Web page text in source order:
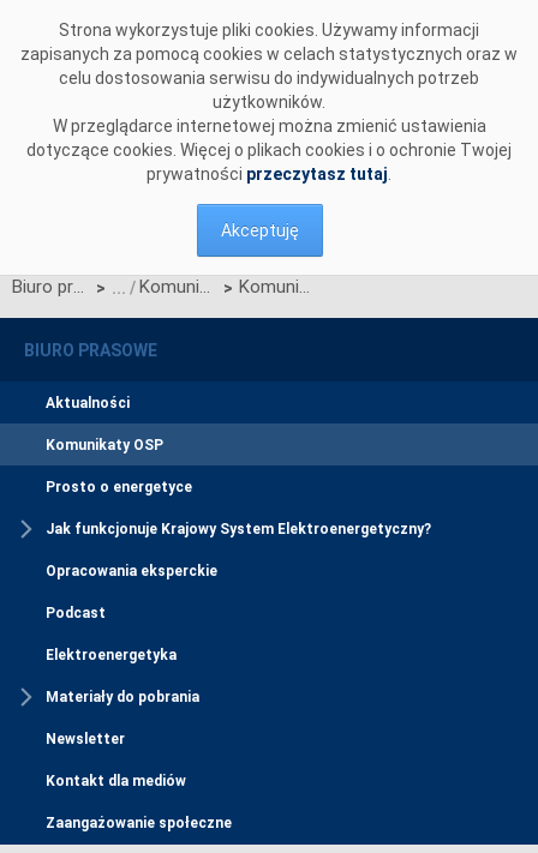
Strona wykorzystuje pliki cookies. Używamy informacji
zapisanych za pomocą cookies w celach statystycznych oraz w
celu dostosowania serwisu do indywidualnych potrzeb
użytkowników.
W przeglądarce internetowej można zmienić ustawienia
dotyczące cookies. Więcej o plikach cookies i o ochronie Twojej
prywatności przeczytasz tutaj
Akceptuję
Biuro prasowe > Komunikaty OSP > Komunikat dotyczący wprowadzenia stopni zasilania z dnia 17 sierpnia 2015 r. z godz. 7:55
BIURO PRASOWE
Aktualności
Komunikaty OSP
Prosto o energetyce
Jak funkcjonuje Krajowy System Elektroenergetyczny?
Opracowania eksperckie
Podcast
Elektroenergetyka
Materiały do pobrania
Newsletter
Kontakt dla mediów
Zaangażowanie społeczne